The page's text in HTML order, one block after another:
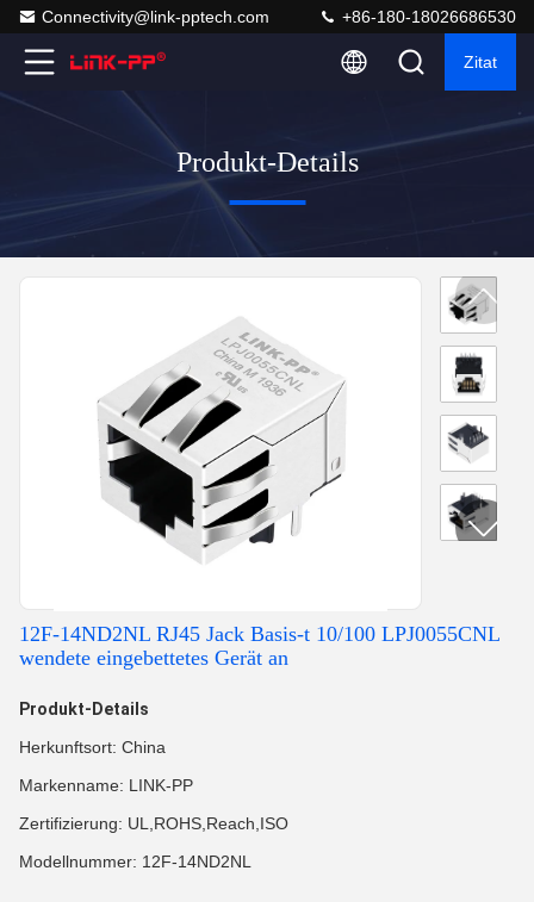
Connectivity@link-pptech.com +86-180-18026686530
Zitat
Produkt-Details
12F-14ND2NL RJ45 Jack Basis-t 10/100 LPJ0055CNL
wendete eingebettetes Gerät an
Produkt-Details
Herkunftsort: China
Markenname: LINK-PP
Zertifizierung: UL,ROHS,Reach,ISO
Modellnummer: 12F-14ND2NL